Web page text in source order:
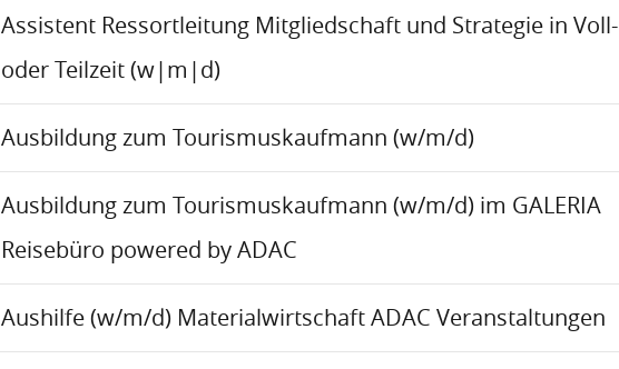
Assistent Ressortleitung Mitgliedschaft und Strategie in Voll-
oder Teilzeit (w|m|d)
Ausbildung zum Tourismuskaufmann (w/m/d)
Ausbildung zum Tourismuskaufmann (w/m/d) im GALERIA
Reisebüro powered by ADAC
Aushilfe (w/m/d) Materialwirtschaft ADAC Veranstaltungen